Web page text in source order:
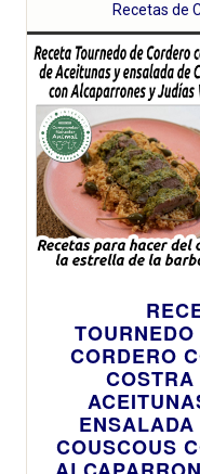
Recetas de
TOURNEDO
CORDERO
COSTRA
ENSALADA
COUSCOUS